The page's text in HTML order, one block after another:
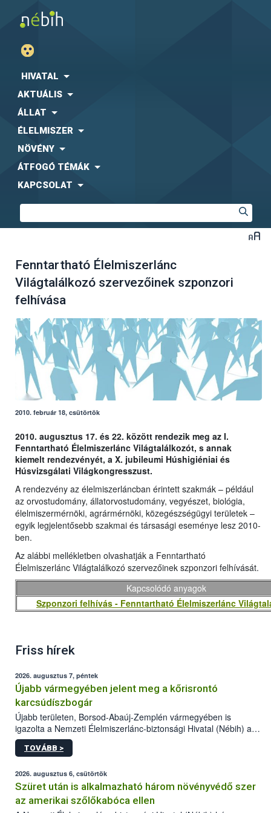
HIVATAL
AKTUÁLIS
ÁLLAT
ÉLELMISZER
NÖVÉNY
ÁTFOGÓ TÉMÁK
KAPCSOLAT
Fenntartható Élelmiszerlánc
Világtalálkozó szervezőinek szponzori
felhívása
2010. február 18, csütörtök
2010. augusztus 17. és 22. között rendezik meg az I.
Fenntartható Élelmiszerlánc Világtalálkozót, s annak
kiemelt rendezvényét, a X. jubileumi Húshigiéniai és
Húsvizsgálati Világkongresszust.
A rendezvény az élelmiszerláncban érintett szakmák – például
az orvostudomány, állatorvostudomány, vegyészet, biológia,
élelmiszermérnöki, agrármérnöki, közegészségügyi területek –
egyik legjelentősebb szakmai és társasági eseménye lesz 2010-
ben.
Az alábbi mellékletben olvashatják a Fenntartható
Élelmiszerlánc Világtalálkozó szervezőinek szponzori felhívását.
Kapcsolódó anyagok
Szponzori felhívás - Fenntartható Élelmiszerlánc
Friss hírek
2026. augusztus 7, péntek
Újabb vármegyében jelent meg a kőrisrontó
karcsúdíszbogár
Újabb területen, Borsod-Abaúj-Zemplén vármegyében is
igazolta a Nemzeti Élelmiszerlánc-biztonsági Hivatal (Nébih) a
kőrisrontó karcsúdíszbogár (Agrilus planipennis) jelenlétét. A
kártevőt nem csak színcsapdában találták meg, de már fertőzött
az intenzív felderítést, emellett az intézkedéseket a szlovák
hatósággal is összehangolják a terjedés megállítása érdekében.
TOVÁBB >
2026. augusztus 6, csütörtök
Szüret után is alkalmazható három növényvédő szer
az amerikai szőlőkabóca ellen